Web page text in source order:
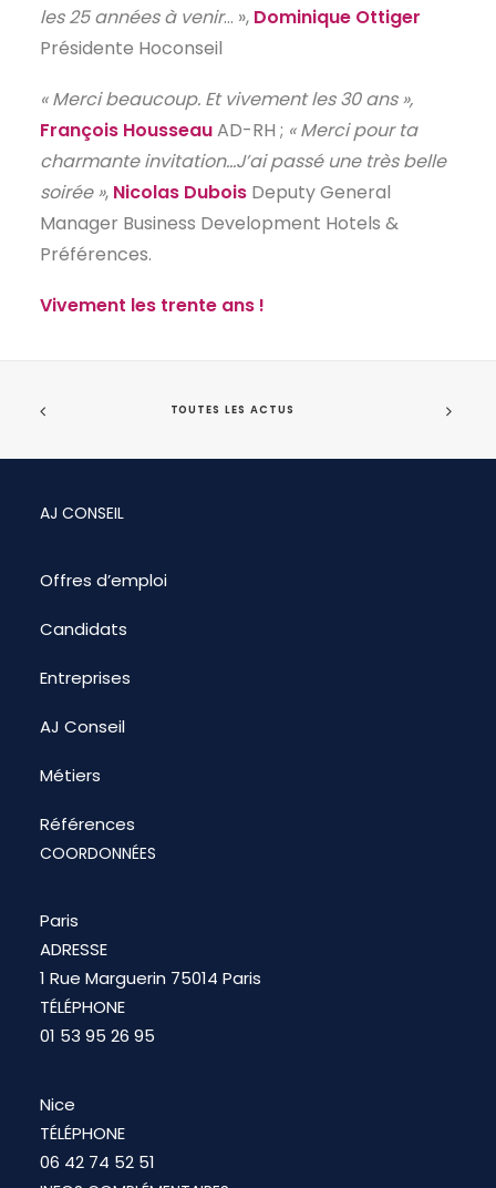
les 25 années à venir… », Dominique Ottiger
Présidente Hoconseil
« Merci beaucoup. Et vivement les 30 ans »,
François HousseauAD-RH ; «Merci pour ta
charmante invitation…J’ai passé une très belle
soirée », Nicolas Dubois Deputy General
Manager Business Development Hotels &
Préférences.
Vivement les trente ans !
TOUTES LES ACTUS
AJ CONSEIL
Offres d’emploi
Candidats
Entreprises
AJ Conseil
Métiers
Références
COORDONNÉES
Paris
ADRESSE
1 Rue Marguerin 75014 Paris
TÉLÉPHONE
01 53 95 26 95
Nice
TÉLÉPHONE
06 42 74 52 51